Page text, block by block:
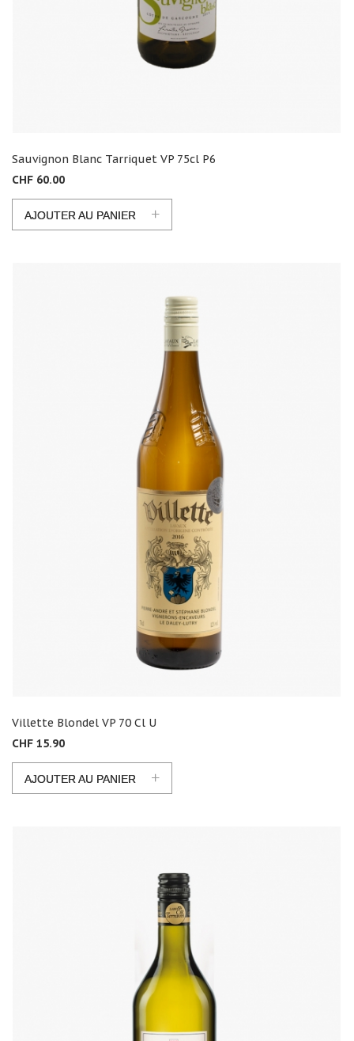
Sauvignon Blanc Tarriquet VP 75cl P6
CHF 60.00
AJOUTER AU PANIER +
Villette Blondel VP 70 Cl U
CHF 15.90
AJOUTER AU PANIER +